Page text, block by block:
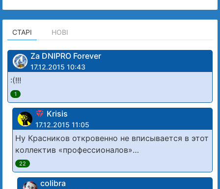
СТАРІ НОВІ
Za DNIPRO Forever
17.12.2015 10:43
:(!!!
1
Krisis
17.12.2015 11:05
Ну Красников откровенно не вписывается в этот
коллектив «профессионалов»…
22
colibra